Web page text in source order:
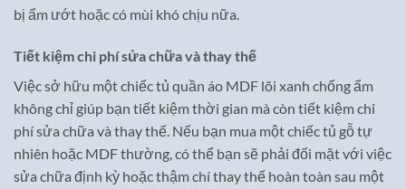
bị ẩm ướt hoặc có mùi khó chịu nữa.
Tiết kiệm chi phí sửa chữa và thay thế
Việc sở hữu một chiếc tủ quần áo MDF lõi xanh chống ẩm
không chỉ giúp bạn tiết kiệm thời gian mà còn tiết kiệm chi
phí sửa chữa và thay thế. Nếu bạn mua một chiếc tủ gỗ tự
nhiên hoặc MDF thường, có thể bạn sẽ phải đối mặt với việc
sửa chữa định kỳ hoặc thậm chí thay thế hoàn toàn sau một